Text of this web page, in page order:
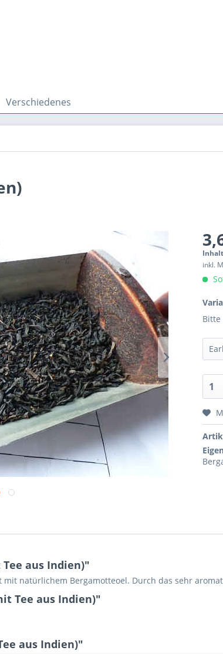
Verschiedenes
inkl.
Bitte
aus Indien)"
mit natürlichem Bergamotteoel. Durch das sehr
Tee aus Indien)"
aus Indien)"